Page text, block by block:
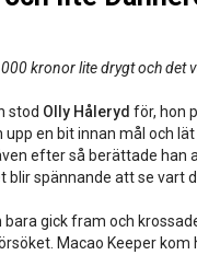
kronor lite drygt och det
stod Olly Håleryd för, hon
en bit innan mål och
efter så berättade han
spännande att se vart
gick fram och
Macao Keeper